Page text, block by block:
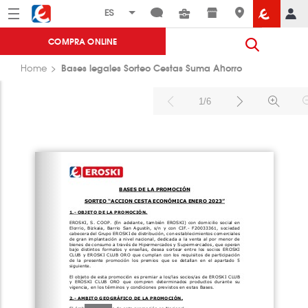
Menú Eroski
COMPRA ONLINE
Home Bases legales Sorteo Cestas Suma Ahorro
1/6